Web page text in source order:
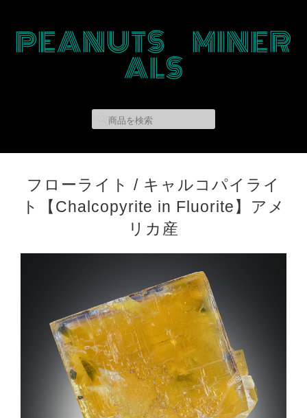
PEANUTS MINER
ALS
フローライト / キャルコパイライ
ト【Chalcopyrite in Fluorite】アメ
リカ産